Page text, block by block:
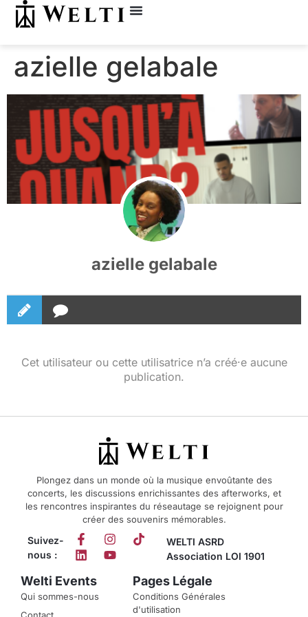
azielle gelabale
azielle gelabale
Cet utilisateur ou cette utilisatrice n’a créé·e aucune
publication.
Plongez dans un monde où la musique envoûtante des
concerts, les discussions enrichissantes des afterworks, et
les rencontres inspirantes du réseautage se rejoignent pour
créer des souvenirs mémorables.
Suivez-
nous :
WELTI ASRD
Association LOI 1901
Welti Events
Qui sommes-nous
Pages Légale
Conditions Générales
d'utilisation